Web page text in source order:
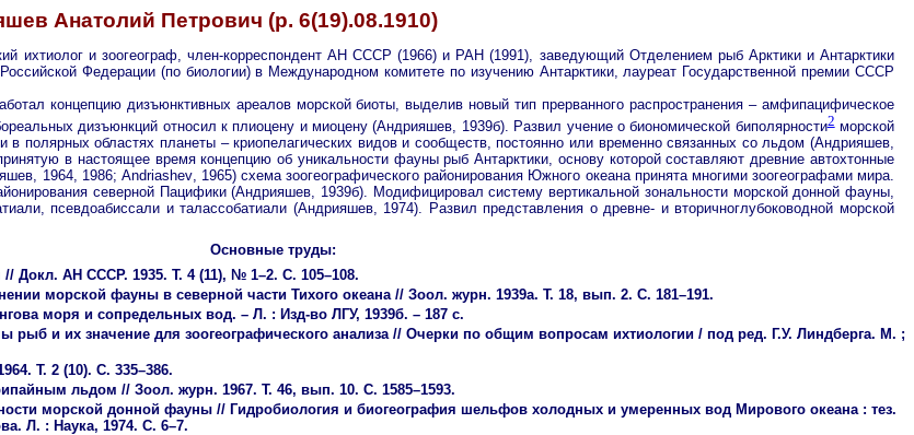
Анатолий Петрович (р. 6(19).08.1910)
ихтиолог и зоогеограф, член-корреспондент АН СССР (1966) и РАН (1991), заведующий Отделением рыб Арктики и Антарктики
Федерации (по биологии) в Международном комитете по изучению Антарктики, лауреат Государственной премии СССР
концепцию дизъюнктивных ареалов морской биоты, выделив новый тип прерванного распространения – амфипацифическое
дизъюнкций относил к плиоцену и миоцену (Андрияшев, 1939б). Развил учение о биономической биполярности2морской
полярных областях планеты – криопелагических видов и сообществ, постоянно или временно связанных со льдом (Андрияшев,
в настоящее время концепцию об уникальности фауны рыб Антарктики, основу которой составляют древние автохтонные
1964, 1986; Andriashev, 1965) схема зоогеографического районирования Южного океана принята многими зоогеографами мира.
северной Пацифики (Андрияшев, 1939б). Модифицировал систему вертикальной зональности морской донной фауны,
псевдоабиссали и талассобатиали (Андрияшев, 1974). Развил представления о древне- и вторичноглубоководной морской
Основные труды:
АН СССР. 1935. Т. 4 (11), № 1–2. С. 105–108.
морской фауны в северной части Тихого океана // Зоол. журн. 1939а. Т. 18, вып. 2. С. 181–191.
моря и сопредельных вод. – Л. : Изд-во ЛГУ, 1939б. – 187 с.
и их значение для зоогеографического анализа // Очерки по общим вопросам ихтиологии / под ред. Г.У. Линдберга. М. ;
Т. 2 (10). C. 335–386.
льдом // Зоол. журн. 1967. Т. 46, вып. 10. С. 1585–1593.
морской донной фауны // Гидробиология и биогеография шельфов холодных и умеренных вод Мирового океана : тез.
Л. : Наука, 1974. С. 6–7.